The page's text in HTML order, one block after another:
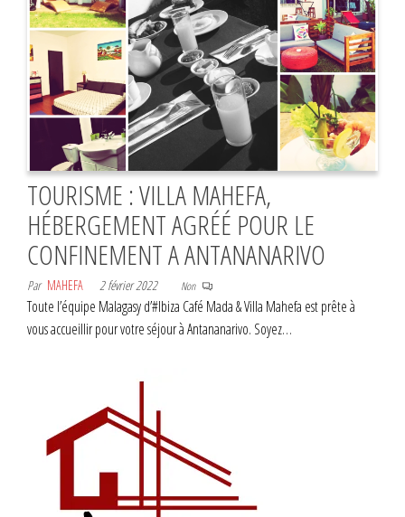
TOURISME : VILLA MAHEFA,
HÉBERGEMENT AGRÉÉ POUR LE
CONFINEMENT A ANTANANARIVO
Par MAHEFA 2 février 2022 Non
Toute l’équipe Malagasy d’#Ibiza Café Mada & Villa Mahefa est prête à
vous accueillir pour votre séjour à Antananarivo. Soyez…